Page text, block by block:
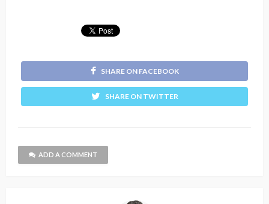
SHARE ON FACEBOOK
SHARE ON TWITTER
ADD A COMMENT